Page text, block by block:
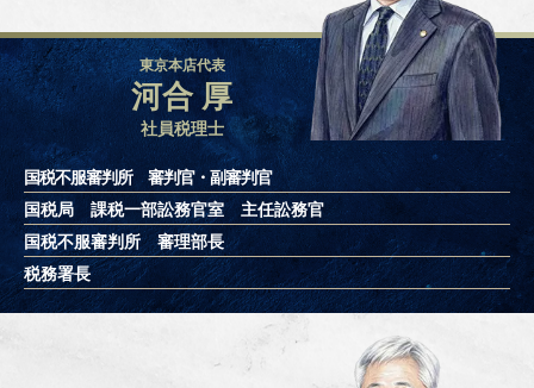
東京本店代表
河合 厚
社員税理士
国税不服審判所 審判官・副審判官
国税局 課税一部訟務官室 主任訟務官
国税不服審判所 審理部長
税務署長